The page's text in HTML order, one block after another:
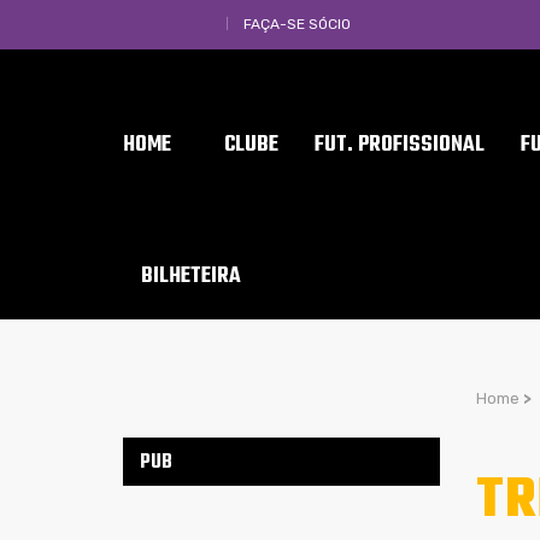
FAÇA-SE SÓCIO
HOME CLUBE FUT. PROFISSIONAL
BILHETEIRA
Home >
PUB